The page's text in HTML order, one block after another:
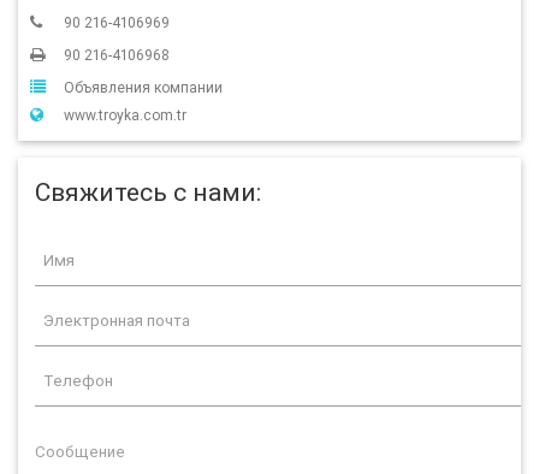
90 216-4106969
90 216-4106968
Объявления компании
www.troyka.com.tr
Свяжитесь с нами: